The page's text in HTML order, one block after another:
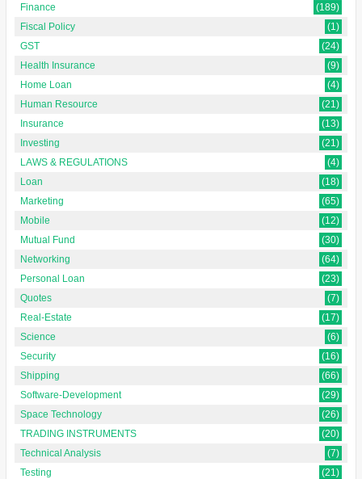
Finance
(189)
Fiscal Policy
(1)
GST
(24)
Health Insurance
(9)
Home Loan
(4)
Human Resource
(21)
Insurance
(13)
Investing
(21)
LAWS & REGULATIONS
(4)
Loan
(18)
Marketing
(65)
Mobile
(12)
Mutual Fund
(30)
Networking
(64)
Personal Loan
(23)
Quotes
(7)
Real-Estate
(17)
Science
(6)
Security
(16)
Shipping
(66)
Software-Development
(29)
Space Technology
(26)
TRADING INSTRUMENTS
(20)
Technical Analysis
(7)
Testing
(21)